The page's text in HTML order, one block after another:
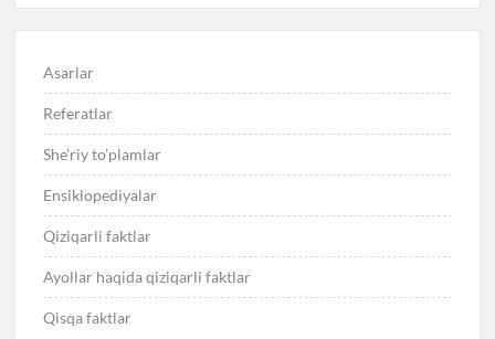
Asarlar
Referatlar
She’riy to’plamlar
Ensiklopediyalar
Qiziqarli faktlar
Ayollar haqida qiziqarli faktlar
Qisqa faktlar